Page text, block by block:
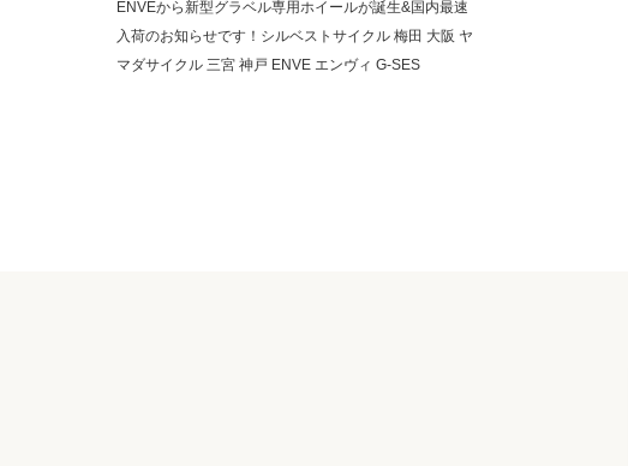
ENVEから新型グラベル専用ホイールが誕生&国内最速
入荷のお知らせです！シルベストサイクル 梅田 大阪 ヤ
マダサイクル 三宮 神戸 ENVE エンヴィ G-SES